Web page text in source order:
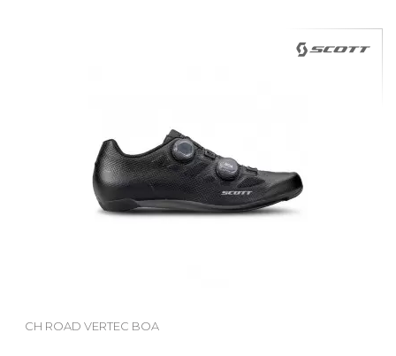
CH ROAD VERTEC BOA